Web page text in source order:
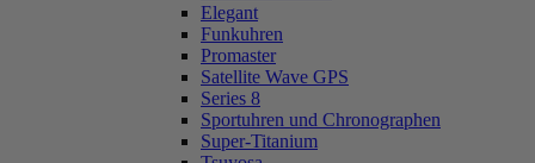
Elegant
Funkuhren
Promaster
Satellite Wave GPS
Series 8
Sportuhren und Chronographen
Super-Titanium